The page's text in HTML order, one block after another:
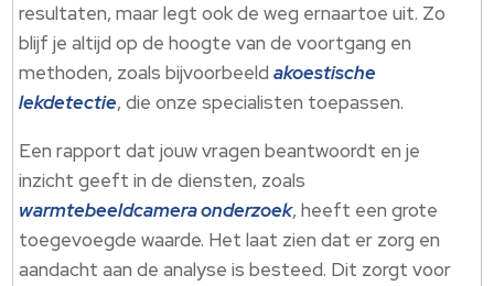
resultaten, maar legt ook de weg ernaartoe uit. Zo
blijf je altijd op de hoogte van de voortgang en
methoden, zoals bijvoorbeeldakoestische
lekdetectie, die onze specialisten toepassen.
Een rapport dat jouw vragen beantwoordt en je
inzicht geeft in de diensten, zoals
warmtebeeldcamera onderzoek, heeft een grote
toegevoegde waarde. Het laat zien dat er zorg en
aandacht aan de analyse is besteed. Dit zorgt voor